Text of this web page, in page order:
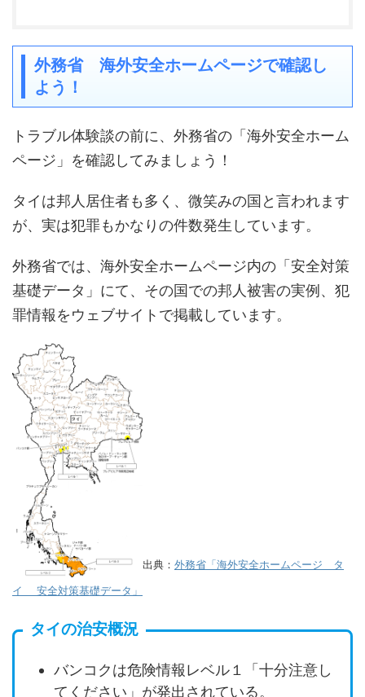
外務省 海外安全ホームページで確認し
よう！
トラブル体験談の前に、外務省の「海外安全ホーム
ページ」を確認してみましょう！
タイは邦人居住者も多く、微笑みの国と言われます
が、実は犯罪もかなりの件数発生しています。
外務省では、海外安全ホームページ内の「安全対策
基礎データ」にて、その国での邦人被害の実例、犯
罪情報をウェブサイトで掲載しています。
出典： 外務省「海外安全ホームページ タ
イ 安全対策基礎データ」
タイの治安概況
バンコクは危険情報レベル１「十分注意し
てください」が発出されている。